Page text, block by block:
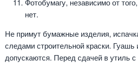
Фотобумагу, независимо от
нет.
Не примут бумажные изделия,
следами строительной краски. Гуашь
допускаются. Перед сдачей в утиль с